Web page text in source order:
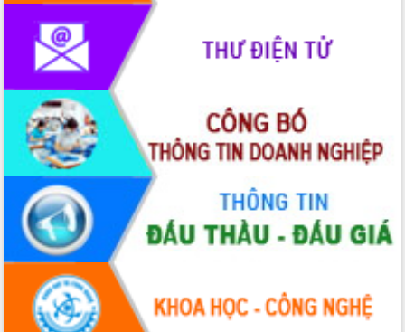
HĐND tỉnh thông qua điều chỉnh Quy
hoạch tỉnh thời kỳ 2021-2030
Hội thảo góp ý hồ sơ điều chỉnh quy
hoạch tỉnh Đắk Lắk thời kỳ 2021-2030,
tầm nhìn đến năm 2050
Nâng cao hiệu quả hoạt động của các
doanh nghiệp nhà nước
Hội nghị triển khai kết nối mạng
truyền số liệu chuyên dùng phục vụ cơ
quan Đảng, Nhà nước
Lễ phát động chuỗi hoạt động chung
tay làm sạch môi trường
Xã Ea Kar bước chuyển mình trong
công tác cải cách hành chính mô hình
UBND tỉnh họp báo định kỳ tháng 4
năm 2026